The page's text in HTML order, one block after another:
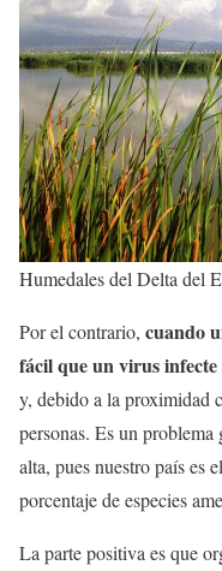
Humedales del Delta del
Por el contrario, cuando
fácil que un virus infecte
y, debido a la proximidad
personas. Es un
alta, pues nuestro país es
porcentaje de especies
La parte positiva es que